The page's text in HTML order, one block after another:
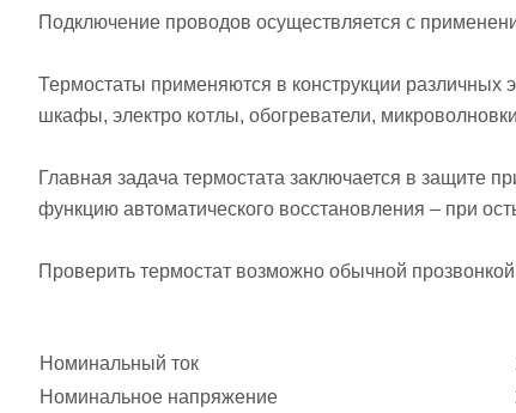
Подключение проводов осуществляется с
Термостаты применяются в конструкции различных
шкафы, электро котлы, обогреватели,
Главная задача термостата заключается в защите
функцию автоматического восстановления – при
Проверить термостат возможно обычной
Номинальный ток
Номинальное напряжение